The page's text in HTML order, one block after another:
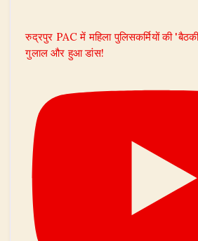
रुद्रपुर PAC में महिला पुलिसकर्मियों की
गुलाल और हुआ डांस!